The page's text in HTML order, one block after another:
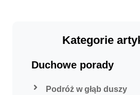
Kategorie
Duchowe porady
Podróż w głąb duszy